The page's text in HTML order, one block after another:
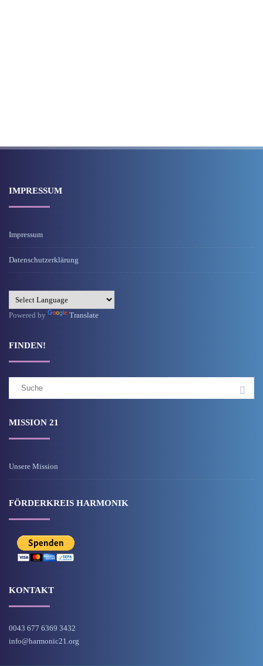
IMPRESSUM
Impressum
Datenschutzerklärung
Powered by Translate
FINDEN!
MISSION 21
Unsere Mission
FÖRDERKREIS HARMONIK
KONTAKT
0043 677 6369 3432
info@harmonic21.org